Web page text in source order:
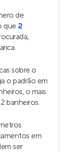
de
que 2
sobre o
o padrão em
o mais
banheiros.
em
ser